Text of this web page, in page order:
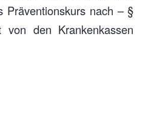
Präventionskurs nach – §
den Krankenkassen